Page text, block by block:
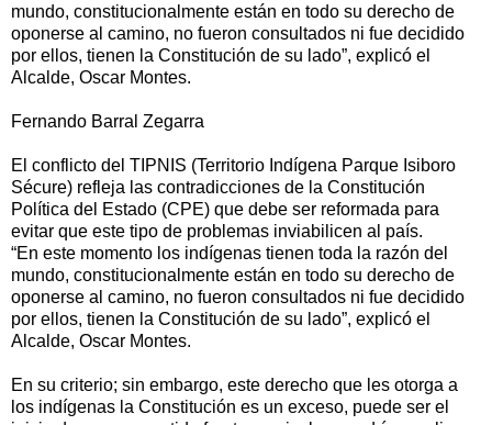
mundo, constitucionalmente están en todo su derecho de
oponerse al camino, no fueron consultados ni fue decidido
por ellos, tienen la Constitución de su lado”, explicó el
Alcalde, Oscar Montes.
Fernando Barral Zegarra
El conflicto del TIPNIS (Territorio Indígena Parque Isiboro
Sécure) refleja las contradicciones de la Constitución
Política del Estado (CPE) que debe ser reformada para
evitar que este tipo de problemas inviabilicen al país.
“En este momento los indígenas tienen toda la razón del
mundo, constitucionalmente están en todo su derecho de
oponerse al camino, no fueron consultados ni fue decidido
por ellos, tienen la Constitución de su lado”, explicó el
Alcalde, Oscar Montes.
En su criterio; sin embargo, este derecho que les otorga a
los indígenas la Constitución es un exceso, puede ser el